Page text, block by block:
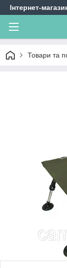
Інтернет-
Товари та